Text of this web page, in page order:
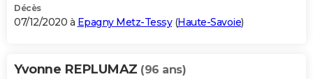
Décès
07/12/2020 à Epagny Metz-Tessy(Haute-Savoie)
Yvonne REPLUMAZ (96 ans)